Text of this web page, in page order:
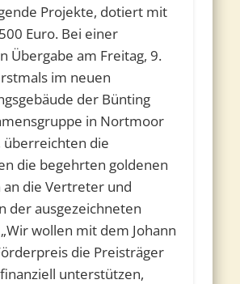
Projekte, dotiert mit
Euro. Bei einer
Übergabe am Freitag, 9.
im neuen
der Bünting
in Nortmoor
überreichten die
die begehrten goldenen
an die Vertreter und
der ausgezeichneten
wollen mit dem Johann
die Preisträger
unterstützen,